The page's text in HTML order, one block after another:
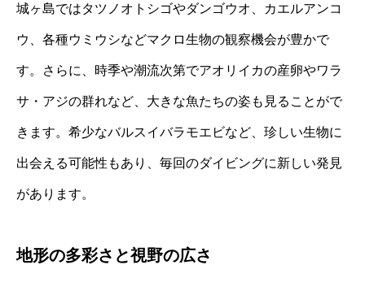
城ヶ島ではタツノオトシゴやダンゴウオ、カエルアンコ
ウ、各種ウミウシなどマクロ生物の観察機会が豊かで
す。さらに、時季や潮流次第でアオリイカの産卵やワラ
サ・アジの群れなど、大きな魚たちの姿も見ることがで
きます。希少なバルスイバラモエビなど、珍しい生物に
出会える可能性もあり、毎回のダイビングに新しい発見
があります。
地形の多彩さと視野の広さ